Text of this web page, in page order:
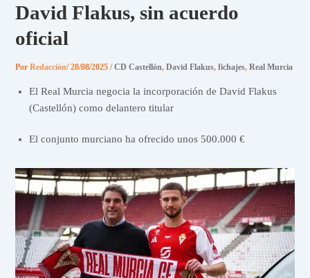
David Flakus, sin acuerdo
oficial
PorRedacción/28/08/2025/CD Castellón,David Flakus,fichajes,Real Murcia
El Real Murcia negocia la incorporación de David Flakus
(Castellón) como delantero titular
El conjunto murciano ha ofrecido unos 500.000 €